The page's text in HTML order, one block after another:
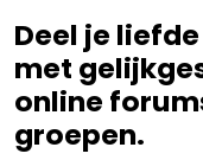
Deel je
met
online
groepen.